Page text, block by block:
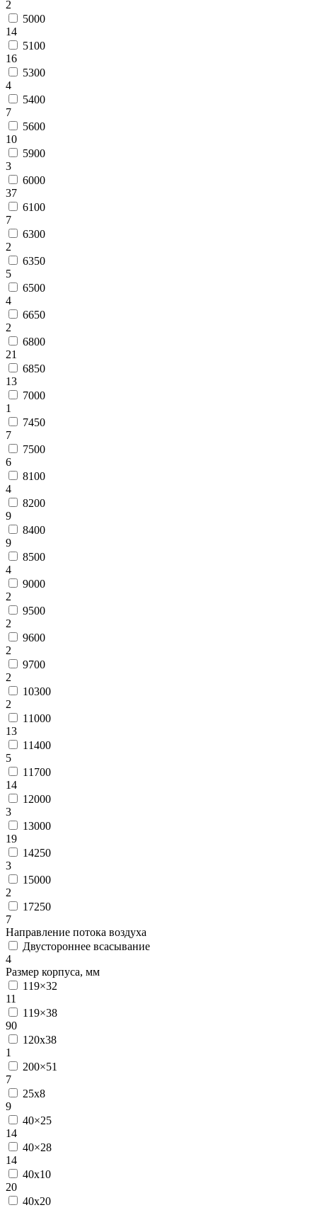
2
5000
14
5100
16
5300
4
5400
7
5600
10
5900
3
6000
37
6100
7
6300
2
6350
5
6500
4
6650
2
6800
21
6850
13
7000
1
7450
7
7500
6
8100
4
8200
9
8400
9
8500
4
9000
2
9500
2
9600
2
9700
2
10300
2
11000
13
11400
5
11700
14
12000
3
13000
19
14250
3
15000
2
17250
7
Направление потока воздуха
Двустороннее всасывание
4
Размер корпуса, мм
119×32
11
119×38
90
120х38
1
200×51
7
25x8
9
40×25
14
40×28
14
40x10
20
40x20